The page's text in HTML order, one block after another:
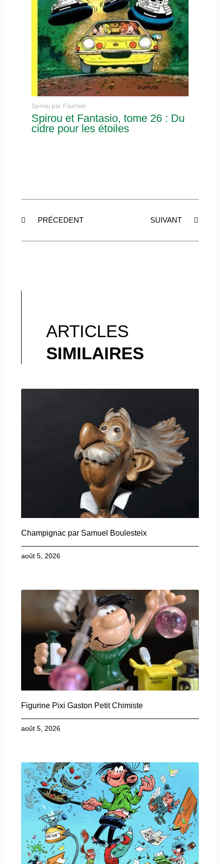
Spirou par Fournier
Spirou et Fantasio, tome 26 : Du
cidre pour les étoiles
PRÉCEDENT SUIVANT
ARTICLES
SIMILAIRES
Champignac par Samuel Boulesteix
août 5, 2026
Figurine Pixi Gaston Petit Chimiste
août 5, 2026